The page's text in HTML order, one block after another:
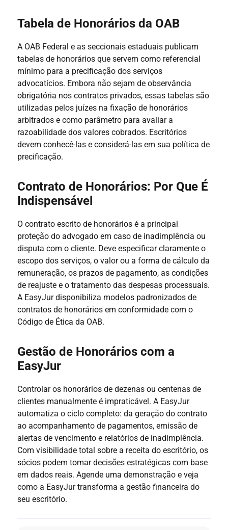
Tabela de Honorários da OAB
A OAB Federal e as seccionais estaduais publicam
tabelas de honorários que servem como referencial
mínimo para a precificação dos serviços
advocatícios. Embora não sejam de observância
obrigatória nos contratos privados, essas tabelas são
utilizadas pelos juízes na fixação de honorários
arbitrados e como parâmetro para avaliar a
razoabilidade dos valores cobrados. Escritórios
devem conhecê-las e considerá-las em sua política de
precificação.
Contrato de Honorários: Por Que É
Indispensável
O contrato escrito de honorários é a principal
proteção do advogado em caso de inadimplência ou
disputa com o cliente. Deve especificar claramente o
escopo dos serviços, o valor ou a forma de cálculo da
remuneração, os prazos de pagamento, as condições
de reajuste e o tratamento das despesas processuais.
A EasyJur disponibiliza modelos padronizados de
contratos de honorários em conformidade com o
Código de Ética da OAB.
Gestão de Honorários com a
EasyJur
Controlar os honorários de dezenas ou centenas de
clientes manualmente é impraticável. A EasyJur
automatiza o ciclo completo: da geração do contrato
ao acompanhamento de pagamentos, emissão de
alertas de vencimento e relatórios de inadimplência.
Com visibilidade total sobre a receita do escritório, os
sócios podem tomar decisões estratégicas com base
em dados reais. Agende uma demonstração e veja
como a EasyJur transforma a gestão financeira do
seu escritório.